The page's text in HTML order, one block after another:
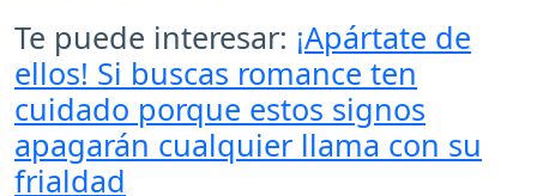
Te puede interesar: ¡Apártate de
ellos! Si buscas romance ten
cuidado porque estos signos
apagarán cualquier llama con su
frialdad